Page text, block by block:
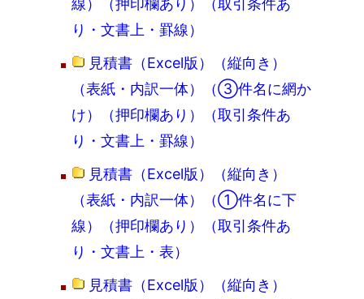
線）（押印欄あり）（取引条件あ
り・文書上・罫線）
見積書（Excel版）（縦向き）
（表紙・内訳一体）（③件名に網か
け）（押印欄あり）（取引条件あ
り・文書上・罫線）
見積書（Excel版）（縦向き）
（表紙・内訳一体）（①件名に下
線）（押印欄あり）（取引条件あ
り・文書上・表）
見積書（Excel版）（縦向き）